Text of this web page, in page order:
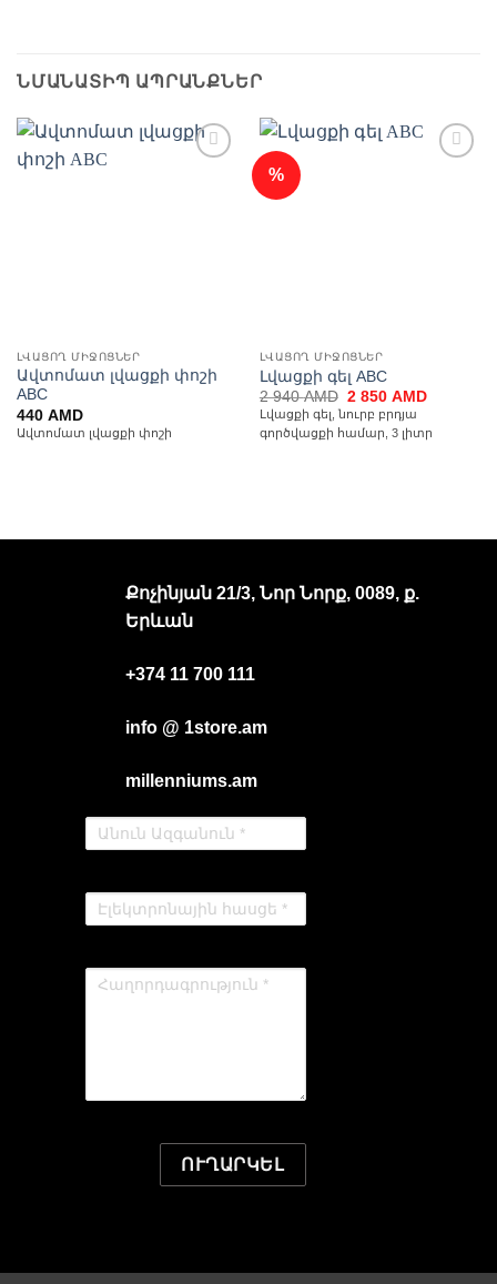
ՆՄԱՆԱՏԻՊ ԱՊՐԱՆՔՆԵՐ
ԼՎԱՑՈՂ ՄԻՋՈՑՆԵՐ
Ավտոմատ լվացքի փոշի
ABC
440 AMD
Ավտոմատ լվացքի փոշի
%
ԼՎԱՑՈՂ ՄԻՋՈՑՆԵՐ
Լվացքի գել ABC
2 940AMD Original
price
was:
2
2 850 AMDCurrent
2
Լվացքի գել, նուրբ բրդյա
գործվացքի համար, 3 լիտր
Քոչինյան 21/3, Նոր Նորք, 0089, ք.
Երևան
+374 11 700 111
info @ 1store.am
millenniums.am
ՈՒՂԱՐԿԵԼ